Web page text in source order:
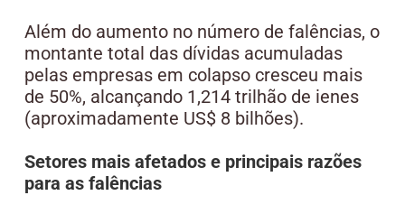
Além do aumento no número de falências, o
montante total das dívidas acumuladas
pelas empresas em colapso cresceu mais
de 50%, alcançando 1,214 trilhão de ienes
(aproximadamente US$ 8 bilhões).
Setores mais afetados e principais razões
para as falências